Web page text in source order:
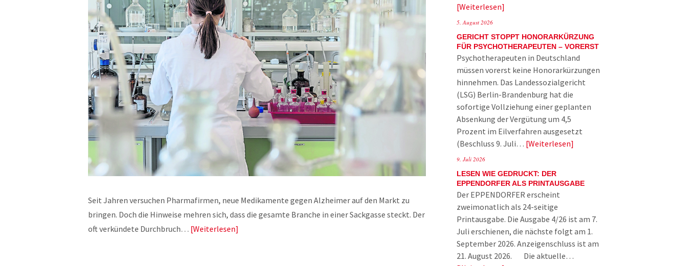
Seit Jahren versuchen Pharmafirmen, neue Medikamente gegen Alzheimer auf den Markt zu
bringen. Doch die Hinweise mehren sich, dass die gesamte Branche in einer Sackgasse steckt. Der
oft verkündete Durchbruch… Weiterlesen
Weiterlesen
5. August 2026
GERICHT STOPPT HONORARKÜRZUNG
FÜR PSYCHOTHERAPEUTEN – VORERST
Psychotherapeuten in Deutschland
müssen vorerst keine Honorarkürzungen
hinnehmen. Das Landessozialgericht
(LSG) Berlin-Brandenburg hat die
sofortige Vollziehung einer geplanten
Absenkung der Vergütung um 4,5
Prozent im Eilverfahren ausgesetzt
(Beschluss 9. Juli… Weiterlesen
9. Juli 2026
LESEN WIE GEDRUCKT: DER
EPPENDORFER ALS PRINTAUSGABE
Der EPPENDORFER erscheint
zweimonatlich als 24-seitige
Printausgabe. Die Ausgabe 4/26 ist am 7.
Juli erschienen, die nächste folgt am 1.
September 2026. Anzeigenschluss ist am
21. August 2026. Die aktuelle…